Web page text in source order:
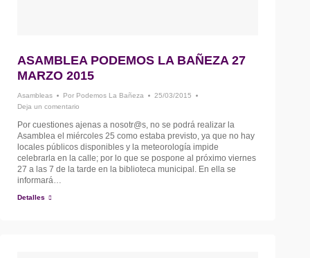
ASAMBLEA PODEMOS LA BAÑEZA 27
MARZO 2015
Asambleas Por Podemos La Bañeza
25/03/2015
Deja un comentario
Por cuestiones ajenas a nosotr@s, no se podrá realizar la
Asamblea el miércoles 25 como estaba previsto, ya que no hay
locales públicos disponibles y la meteorología impide
celebrarla en la calle; por lo que se pospone al próximo viernes
27 a las 7 de la tarde en la biblioteca municipal. En ella se
informará…
Detalles